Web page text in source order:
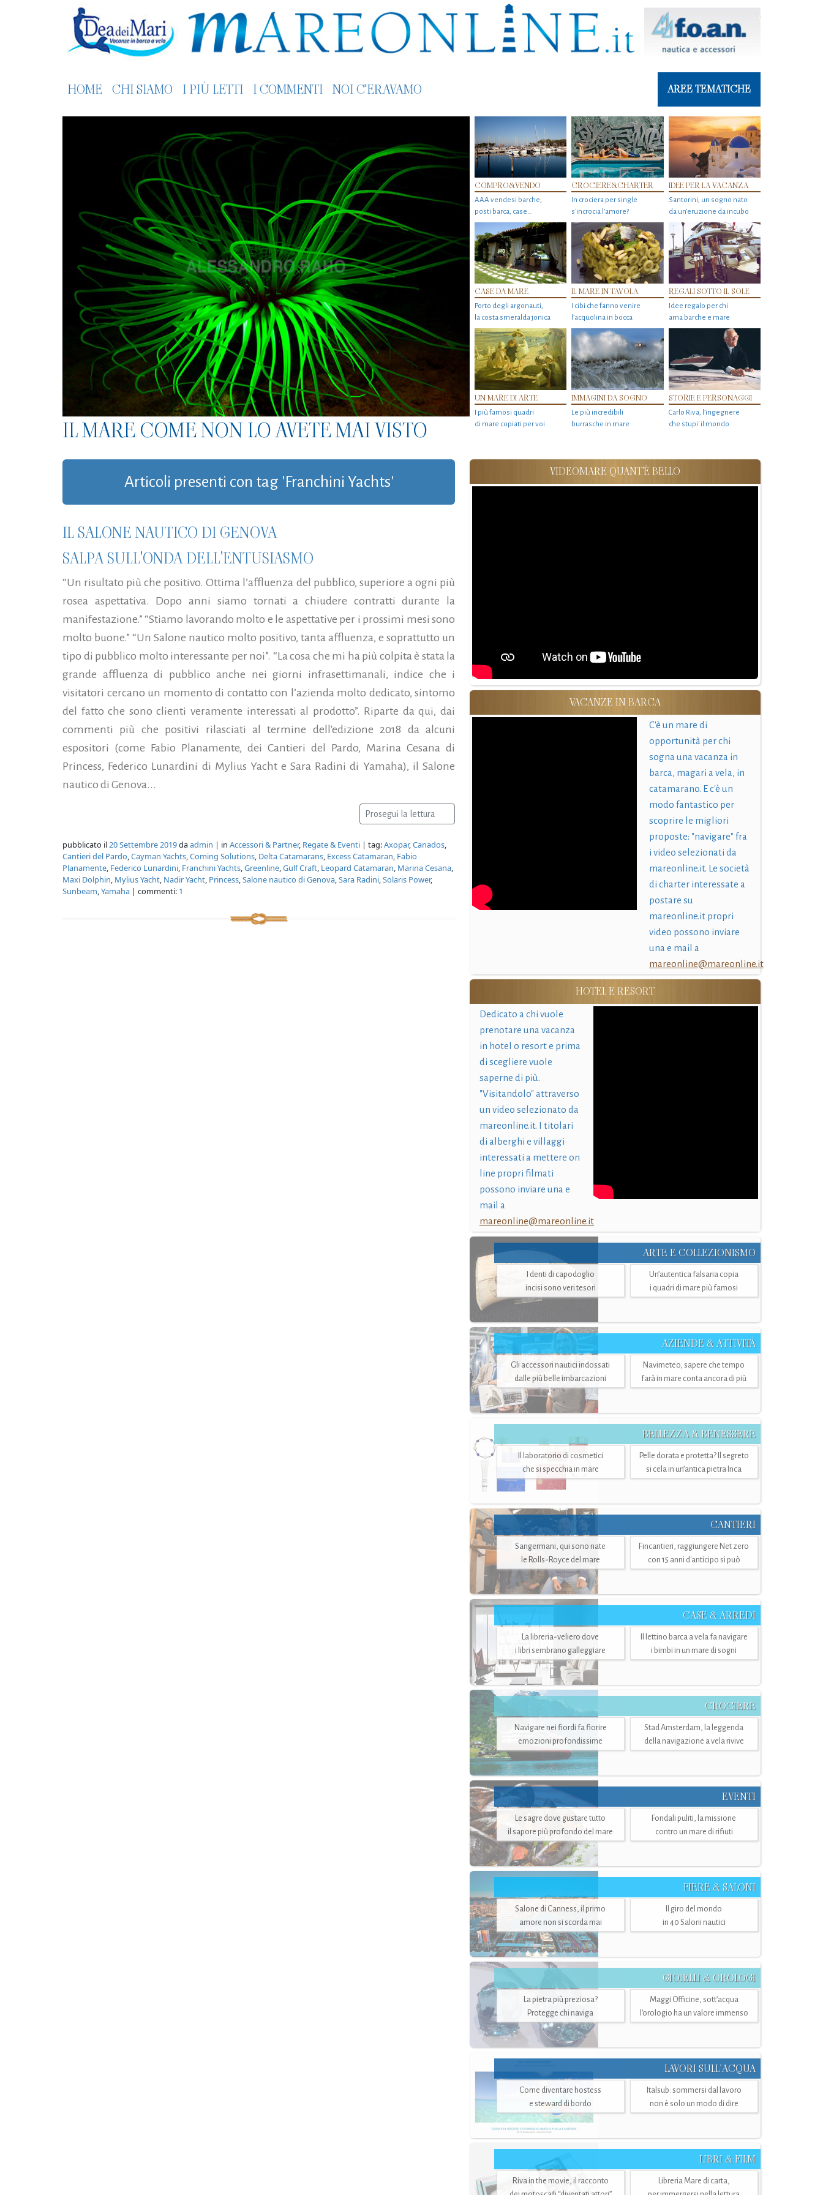
HOME CHI SIAMO I PIÙ LETTI I COMMENTI NOI C'ERAVAMO AREE TEMATICHE
IL MARE COME NON LO AVETE MAI VISTO
COMPRO&VENDO
AAA vendesi barche,
posti barca, case…
CROCIERE&CHARTER
In crociera per single
s'incrocia l’amore?
IDEE PER LA VACANZA
Santorini, un sogno nato
da un’eruzione da incubo
CASE DA MARE
Porto degli argonauti,
la costa smeralda jonica
IL MARE IN TAVOLA
I cibi che fanno venire
l’acquolina in bocca
REGALI SOTTO IL SOLE
Idee regalo per chi
ama barche e mare
UN MARE DI ARTE
I più famosi quadri
di mare copiati per voi
IMMAGINI DA SOGNO
Le più incredibili
burrasche in mare
STORIE E PERSONAGGI
Carlo Riva, l’ingegnere
che stupi' il mondo
Articoli presenti con tag 'Franchini Yachts'
IL SALONE NAUTICO DI GENOVA
SALPA SULL'ONDA DELL'ENTUSIASMO
“Un risultato più che positivo. Ottima l’affluenza del pubblico, superiore a ogni più
rosea aspettativa. Dopo anni siamo tornati a chiudere contratti durante la
manifestazione.” “Stiamo lavorando molto e le aspettative per i prossimi mesi sono
molto buone.” “Un Salone nautico molto positivo, tanta affluenza, e soprattutto un
tipo di pubblico molto interessante per noi”. “La cosa che mi ha più colpita è stata la
grande affluenza di pubblico anche nei giorni infrasettimanali, indice che i
visitatori cercano un momento di contatto con l’azienda molto dedicato, sintomo
del fatto che sono clienti veramente interessati al prodotto”. Riparte da qui, dai
commenti più che positivi rilasciati al termine dell'edizione 2018 da alcuni
espositori (come Fabio Planamente, dei Cantieri del Pardo, Marina Cesana di
Princess, Federico Lunardini di Mylius Yacht e Sara Radini di Yamaha), il Salone
nautico di Genova...
Prosegui la lettura
pubblicato il20 Settembre 2019daadmin | in Accessori & Partner, Regate & Eventi | tag:Axopar,Canados,
Cantieri del Pardo,Cayman Yachts,Coming Solutions, Delta Catamarans, Excess Catamaran, Fabio
Planamente, Federico Lunardini, Franchini Yachts,Greenline,Gulf Craft, Leopard Catamaran, Marina Cesana,
Maxi Dolphin, Mylius Yacht, Nadir Yacht, Princess,Salone nautico di Genova,Sara Radini,Solaris Power,
Sunbeam,Yamaha | commenti: 1
VIDEOMARE QUANT'È BELLO
VACANZE IN BARCA
C'è un mare di
opportunità per chi
sogna una vacanza in
barca, magari a vela, in
catamarano. E c'è un
modo fantastico per
scoprire le migliori
proposte: "navigare" fra
i video selezionati da
mareonline.it. Le società
di charter interessate a
postare su
mareonline.it propri
video possono inviare
una e mail a
mareonline@mareonline.it
HOTEL E RESORT
Dedicato a chi vuole
prenotare una vacanza
in hotel o resort e prima
di scegliere vuole
saperne di più.
"Visitandolo" attraverso
un video selezionato da
mareonline.it. I titolari
di alberghi e villaggi
interessati a mettere on
line propri filmati
possono inviare una e
mail a
mareonline@mareonline.it
ARTE E COLLEZIONISMO
I denti di capodoglio
incisi sono veri tesori
Un’autentica falsaria copia
i quadri di mare più famosi
AZIENDE & ATTIVITÀ
Gli accessori nautici indossati
dalle più belle imbarcazioni
Navimeteo, sapere che tempo
farà in mare conta ancora di più
BELLEZZA & BENESSERE
Il laboratorio di cosmetici
che si specchia in mare
Pelle dorata e protetta? Il segreto
si cela in un’antica pietra Inca
CANTIERI
Sangermani, qui sono nate
le Rolls-Royce del mare
Fincantieri, raggiungere Net zero
con 15 anni d'anticipo si può
CASE & ARREDI
La libreria-veliero dove
i libri sembrano galleggiare
Il lettino barca a vela fa navigare
i bimbi in un mare di sogni
CROCIERE
Navigare nei fiordi fa fiorire
emozioni profondissime
Stad Amsterdam, la leggenda
della navigazione a vela rivive
EVENTI
Le sagre dove gustare tutto
il sapore più profondo del mare
Fondali puliti, la missione
contro un mare di rifiuti
FIERE & SALONI
Salone di Canness, il primo
amore non si scorda mai
Il giro del mondo
in 40 Saloni nautici
GIOIELLI & OROLOGI
La pietra più preziosa?
Protegge chi naviga
Maggi Officine, sott’acqua
l'orologio ha un valore immenso
LAVORI SULL’ACQUA
Come diventare hostess
e steward di bordo
Italsub: sommersi dal lavoro
non è solo un modo di dire
LIBRI & FILM
Riva in the movie, il racconto
Libreria Mare di carta,